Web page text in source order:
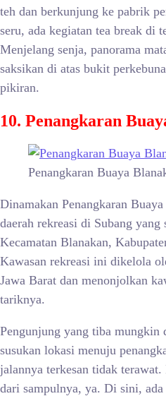
teh dan berkunjung ke pabrik
seru, ada kegiatan tea break di
Menjelang senja, panorama
saksikan di atas bukit
pikiran.
10. Penangkaran
Penangkaran Buaya
Dinamakan Penangkaran
daerah rekreasi di Subang
Kecamatan Blanakan,
Kawasan rekreasi ini dikelola
Jawa Barat dan menonjolkan
tariknya.
Pengunjung yang tiba mungkin
susukan lokasi menuju
jalannya terkesan tidak
dari sampulnya, ya. Di sini, ada